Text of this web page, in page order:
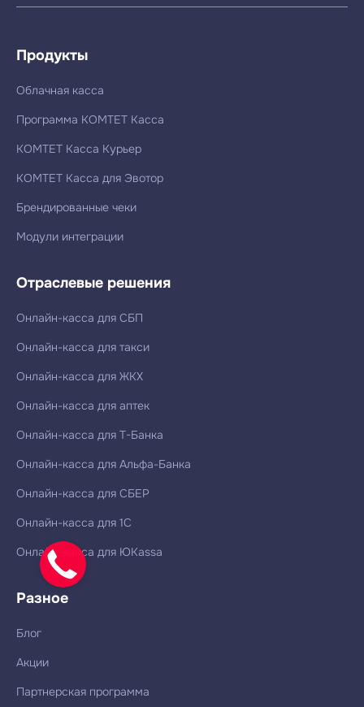
Продукты
Облачная касса
Программа КОМТЕТ Касса
КОМТЕТ Касса Курьер
КОМТЕТ Касса для Эвотор
Брендированные чеки
Модули интеграции
Отраслевые решения
Онлайн-касса для СБП
Онлайн-касса для такси
Онлайн-касса для ЖКХ
Онлайн-касса для аптек
Онлайн-касса для Т-Банка
Онлайн-касса для Альфа-Банка
Онлайн-касса для СБЕР
Онлайн-касса для 1С
Онлайн-касса для ЮKassa
Разное
Блог
Акции
Партнерская программа